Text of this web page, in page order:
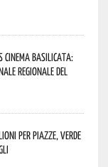
Cinema Basilicata:
regionale del
per piazze, verde